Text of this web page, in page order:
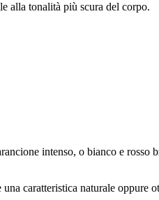
alla tonalità più scura del corpo.
intenso, o bianco e rosso
caratteristica naturale oppure